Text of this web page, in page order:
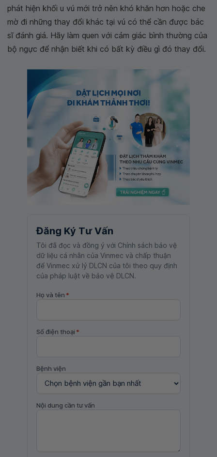
phát hiện khối u vú mới trở nên khó khăn hơn hoặc che
mờ đi những thay đổi khác tại vú có thể cần được bác
sĩ đánh giá. Hãy làm quen với cảm giác bình thường của
bộ ngực để nhận biết khi có bất kỳ điều gì đó thay đổi.
Đăng Ký Tư Vấn
Tôi đã đọc và đồng ý với Chính sách bảo vệ
dữ liệu cá nhân của Vinmec và chấp thuận
để Vinmec xử lý DLCN của tôi theo quy định
của pháp luật về bảo vệ DLCN.
Họ và tên *
Số điện thoại *
Bệnh viện
Nội dung cần tư vấn